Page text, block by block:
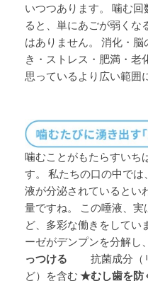
いつつあります。 噛む回
ると、単にあごが弱くな
はありません。 消化・脳
き・ストレス・肥満・老
思っているより広い範囲
噛むことがもたらすいち
す。 私たちの口の中では
液が分泌されているとい
量ですね。 この唾液、実
ど、多彩な働きをしてい
ーゼがデンプンを分解し
っつける 抗菌成分（リ
ど）を含む ★むし歯を防